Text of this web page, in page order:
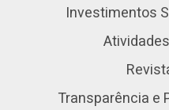
Investimentos
Transparência e